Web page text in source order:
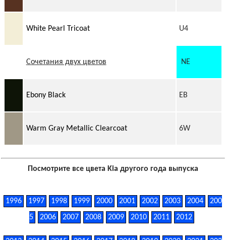
White Pearl Tricoat U4
Сочетания двух цветов NE
Ebony Black EB
Warm Gray Metallic Clearcoat 6W
Посмотрите все цвета Kia другого года выпуска
1996 1997 1998 1999 2000 2001 2002 2003 2004
200
5
2006 2007 2008 2009 2010 2011 2012